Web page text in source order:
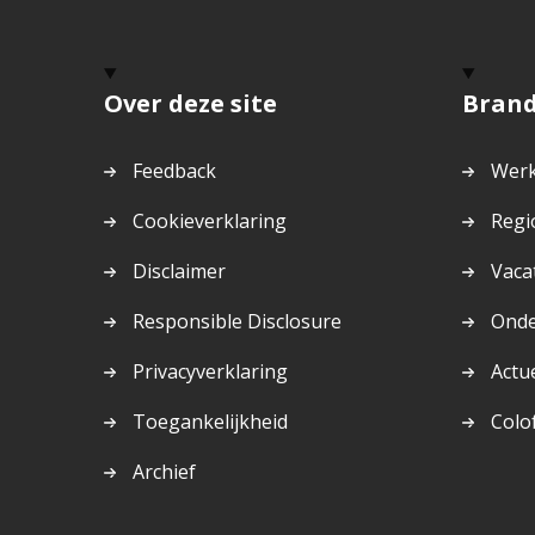
Over deze site
Feedback
Cookieverklaring
Disclaimer
Responsible Disclosure
Privacyverklaring
Toegankelijkheid
Archief